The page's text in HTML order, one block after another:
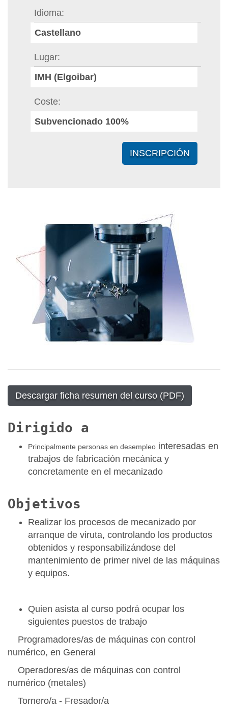
Idioma
Castellano
Lugar
IMH (Elgoibar)
Coste
Subvencionado 100%
INSCRIPCIÓN
Descargar ficha resumen del curso (PDF)
Dirigido a
Principalmente personas en desempleo interesadas en
trabajos de fabricación mecánica y
concretamente en el mecanizado
Objetivos
Realizar los procesos de mecanizado por
arranque de viruta, controlando los productos
obtenidos y responsabilizándose del
mantenimiento de primer nivel de las máquinas
y equipos.
Quien asista al curso podrá ocupar los
siguientes puestos de trabajo
Programadores/as de máquinas con control
numérico, en General
Operadores/as de máquinas con control
numérico (metales)
Tornero/a - Fresador/a